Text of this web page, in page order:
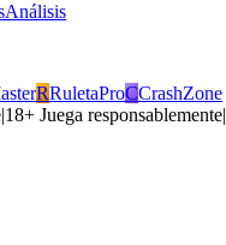
Análisis
RRuletaProCCrashZone
|18+ Juega responsablemente|